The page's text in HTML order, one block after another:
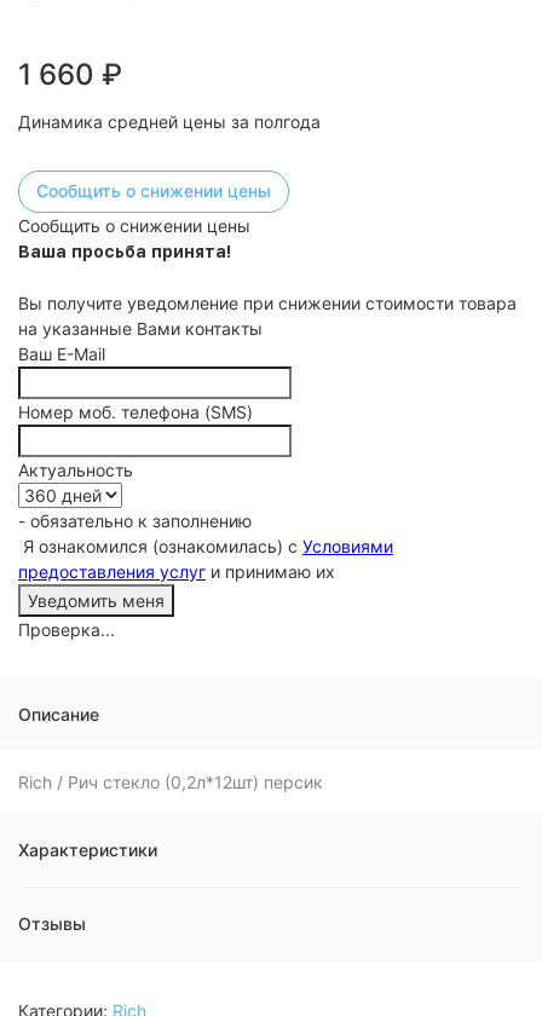
1 660 ₽
Динамика средней цены за полгода
Сообщить о снижении цены
Сообщить о снижении цены
Ваша просьба принята!
Вы получите уведомление при снижении стоимости товара
на указанные Вами контакты
Ваш E-Mail
Номер моб. телефона (SMS)
Актуальность
- обязательно к заполнению
Я ознакомился (ознакомилась) с Условиями
предоставления услуг и принимаю их
Проверка...
Описание
Rich / Рич стекло (0,2л*12шт) персик
Характеристики
Отзывы
Категории: Rich